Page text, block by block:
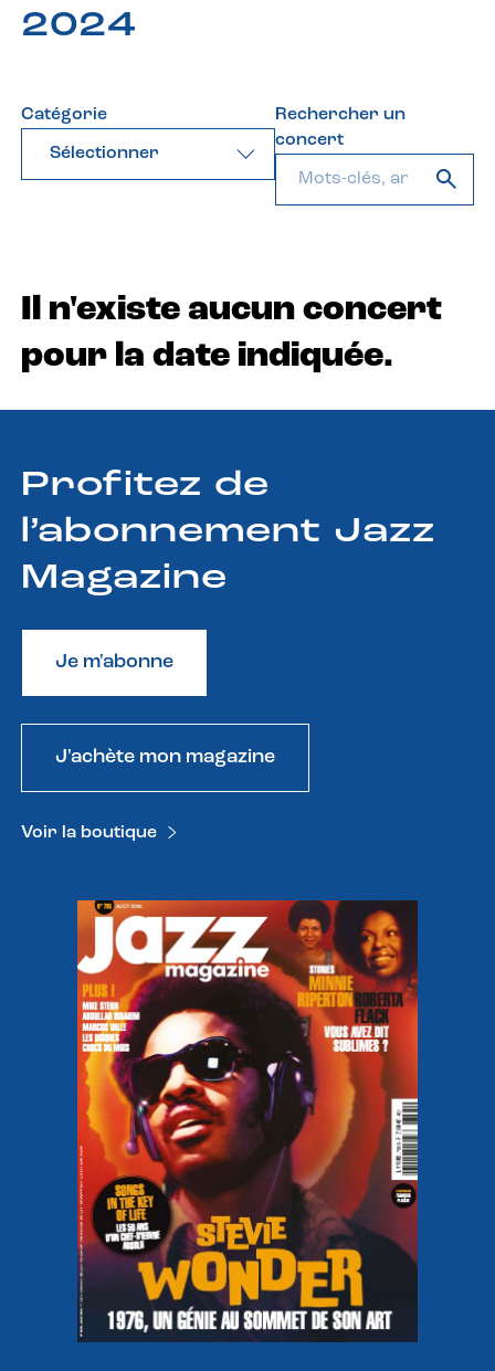
2024
Catégorie
Sélectionner
Rechercher un
concert
Il n'existe aucun concert
pour la date indiquée.
Profitez de
l’abonnement Jazz
Magazine
Je m'abonne
J'achète mon magazine
Voir la boutique